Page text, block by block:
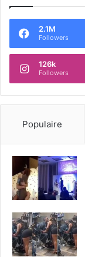
2.1M
Followers
126k
Followers
Populaire